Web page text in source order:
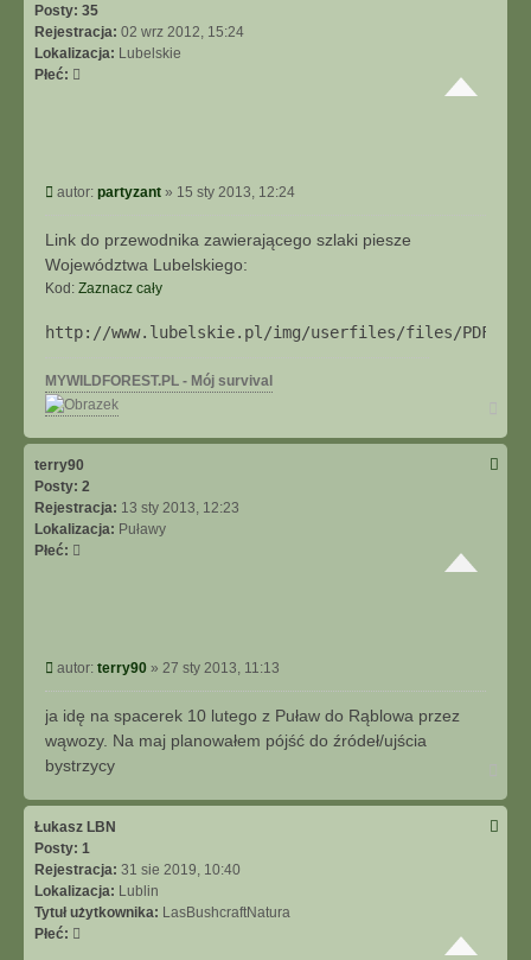
Posty: 35
Rejestracja: 02 wrz 2012, 15:24
Lokalizacja: Lubelskie
Płeć:
P
s
t
autor: partyzant » 15 sty 2013, 12:24
Link do przewodnika zawierającego szlaki piesze
Województwa Lubelskiego:
Kod: Zaznacz cały
http://www.lubelskie.pl/img/userfiles/files/PDF/
MYWILDFOREST.PL - Mój survival
g
ó
terry90
Posty: 2
Rejestracja: 13 sty 2013, 12:23
Lokalizacja: Puławy
Płeć:
P
o
s
autor: terry90 » 27 sty 2013, 11:13
ja idę na spacerek 10 lutego z Puław do Rąblowa przez
wąwozy. Na maj planowałem pójść do źródeł/ujścia
bystrzycy
g
ó
Łukasz LBN
Posty: 1
Rejestracja: 31 sie 2019, 10:40
Lokalizacja: Lublin
Tytuł użytkownika: LasBushcraftNatura
Płeć: